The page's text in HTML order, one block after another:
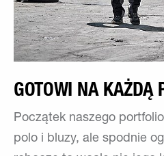
GOTOWI NA KAŻDĄ
Początek naszego
polo i bluzy, ale spodnie